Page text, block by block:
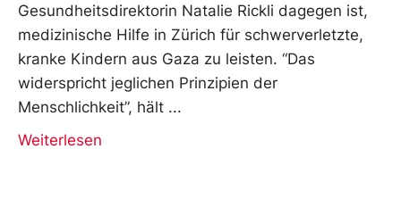
Gesundheitsdirektorin Natalie Rickli dagegen ist,
medizinische Hilfe in Zürich für schwerverletzte,
kranke Kindern aus Gaza zu leisten. “Das
widerspricht jeglichen Prinzipien der
Menschlichkeit”, hält
Weiterlesen